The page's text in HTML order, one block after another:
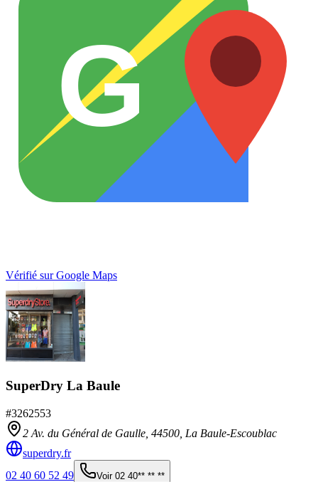
G
Vérifié sur Google Maps
SuperDry La Baule
#3262553
2 Av. du Général de Gaulle, 44500 La Baule-Escoublac
superdry.fr
02 40 60 52 49
Voir 02 40** ** **